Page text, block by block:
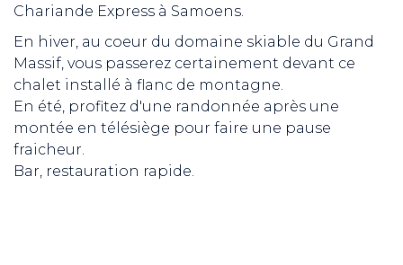
Chariande Express à Samoens.
En hiver, au coeur du domaine skiable du Grand
Massif, vous passerez certainement devant ce
chalet installé à flanc de montagne.
En été, profitez d'une randonnée après une
montée en télésiège pour faire une pause
fraicheur.
Bar, restauration rapide.